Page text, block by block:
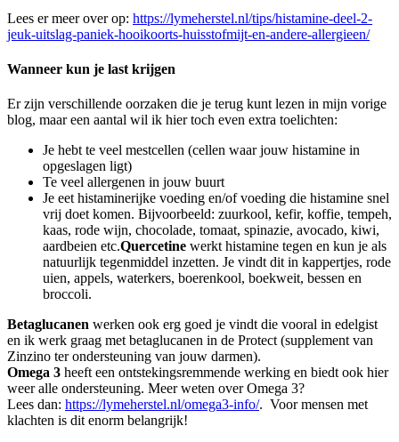
Lees er meer over op: https://lymeherstel.nl/tips/histamine-deel-2-
jeuk-uitslag-paniek-hooikoorts-huisstofmijt-en-andere-allergieen/
Wanneer kun je last krijgen
Er zijn verschillende oorzaken die je terug kunt lezen in mijn vorige
blog, maar een aantal wil ik hier toch even extra toelichten:
Je hebt te veel mestcellen (cellen waar jouw histamine in
opgeslagen ligt)
Te veel allergenen in jouw buurt
Je eet histaminerijke voeding en/of voeding die histamine snel
vrij doet komen. Bijvoorbeeld: zuurkool, kefir, koffie, tempeh,
kaas, rode wijn, chocolade, tomaat, spinazie, avocado, kiwi,
aardbeien etc.Quercetine werkt histamine tegen en kun je als
natuurlijk tegenmiddel inzetten. Je vindt dit in kappertjes, rode
uien, appels, waterkers, boerenkool, boekweit, bessen en
broccoli.
Betaglucanen werken ook erg goed je vindt die vooral in edelgist
en ik werk graag met betaglucanen in de Protect (supplement van
Zinzino ter ondersteuning van jouw darmen).
Omega 3 heeft een ontstekingsremmende werking en biedt ook hier
weer alle ondersteuning. Meer weten over Omega 3?
Lees dan: https://lymeherstel.nl/omega3-info/. Voor mensen met
klachten is dit enorm belangrijk!